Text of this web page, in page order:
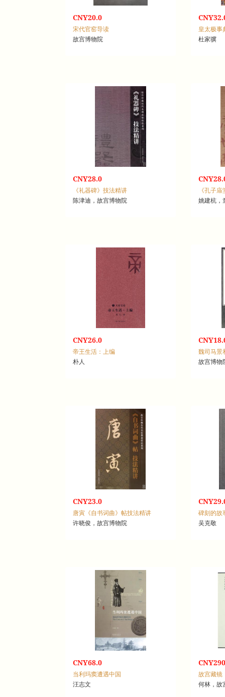
CNY20.0
宋代官窑导读
故宫博物院
皇太极事
杜家骥
CNY28.0
《礼器碑》技法精讲
陈津迪，故宫博物院
《孔子
姚建杭，
CNY26.0
帝王生活：上编
朴人
魏司马景
故宫博物
CNY23.0
唐寅《自书词曲》帖技法精讲
许晓俊，故宫博物院
碑刻的故
吴克敬
CNY68.0
当利玛窦遭遇中国
汪志文
故宫藏镜
何林，故